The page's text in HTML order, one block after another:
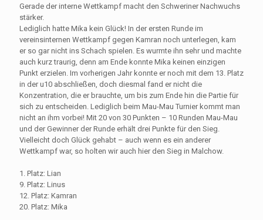
Gerade der interne Wettkampf macht den Schweriner Nachwuchs
stärker.
Lediglich hatte Mika kein Glück! In der ersten Runde im
vereinsinternen Wettkampf gegen Kamran noch unterlegen, kam
er so gar nicht ins Schach spielen. Es wurmte ihn sehr und machte
auch kurz traurig, denn am Ende konnte Mika keinen einzigen
Punkt erzielen. Im vorherigen Jahr konnte er noch mit dem 13. Platz
in der u10 abschließen, doch diesmal fand er nicht die
Konzentration, die er brauchte, um bis zum Ende hin die Partie für
sich zu entscheiden. Lediglich beim Mau-Mau Turnier kommt man
nicht an ihm vorbei! Mit 20 von 30 Punkten – 10 Runden Mau-Mau
und der Gewinner der Runde erhält drei Punkte für den Sieg.
Vielleicht doch Glück gehabt – auch wenn es ein anderer
Wettkampf war, so holten wir auch hier den Sieg in Malchow.
1. Platz: Lian
9. Platz: Linus
12. Platz: Kamran
20. Platz: Mika